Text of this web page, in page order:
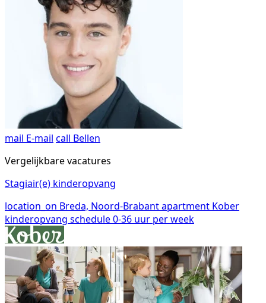
mail E-mail call Bellen
Vergelijkbare vacatures
Stagiair(e) kinderopvang
location_on Breda, Noord-Brabantapartment Kober
kinderopvang schedule0-36 uur per week